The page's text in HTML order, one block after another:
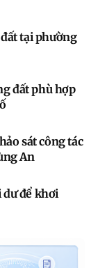
tại phường
đất phù hợp
sát công tác
An
dư để khơi